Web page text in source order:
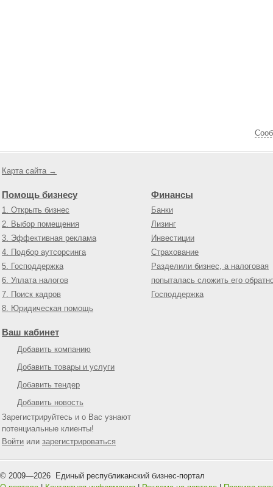
Карта сайта →
Помощь бизнесу
1. Открыть бизнес
2. Выбор помещения
3. Эффективная реклама
4. Подбор аутсорсинга
5. Господдержка
6. Уплата налогов
7. Поиск кадров
8. Юридическая помощь
Финансы
Банки
Лизинг
Инвестиции
Страхование
Разделили бизнес, а налоговая
попыталась сложить его
Господдержка
Ваш кабинет
Добавить компанию
Добавить товары и услуги
Добавить тендер
Добавить новость
Зарегистрируйтесь и о Вас узнают
потенциальные клиенты!
Войти или зарегистрироваться
© 2009—2026 Единый республиканский бизнес-портал